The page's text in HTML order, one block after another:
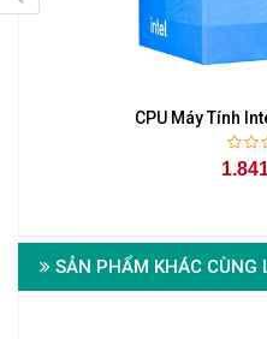
CPU Máy Tính
SẢN PHẨM KHÁC CÙNG